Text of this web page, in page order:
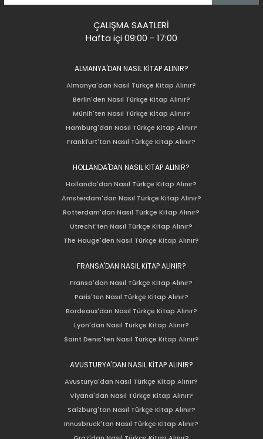
ÇALIŞMA SAATLERİ
Hafta içi 09:00 - 17:00
ALMANYA'DAN NASIL KİTAP ALINIR?
Almanya'dan Nasıl Türkçe Kitap Alınır?
Berlin'den Nasıl Türkçe Kitap Alınır?
Münih'ten Nasıl Türkçe Kitap Alınır?
Hamburg'dan Nasıl Türkçe Kitap Alınır?
Frankfurt'tan Nasıl Türkçe Kitap Alınır?
HOLLANDA'DAN NASIL KİTAP ALINIR?
Hollanda'dan Nasıl Türkçe Kitap Alınır?
Amsterdam'dan Nasıl Türkçe Kitap Alınır?
Rotterdam'dan Nasıl Türkçe Kitap Alınır?
Utrecht'ten Nasıl Türkçe Kitap Alınır?
The Hauge'den Nasıl Türkçe Kitap Alınır?
FRANSA'DAN NASIL KİTAP ALINIR?
Fransa'dan Nasıl Türkçe Kitap Alınır?
Paris'ten Nasıl Türkçe Kitap Alınır?
Bordeaux'dan Nasıl Türkçe Kitap Alınır?
Lyon'dan Nasıl Türkçe Kitap Alınır?
Saint Denis'ten Nasıl Türkçe Kitap Alınır?
AVUSTURYA'DAN NASIL KİTAP ALINIR?
Avusturya'dan Nasıl Türkçe Kitap Alınır?
Viyana'dan Nasıl Türkçe Kitap Alınır?
Salzburg'tan Nasıl Türkçe Kitap Alınır?
Innusbruck'tan Nasıl Türkçe Kitap Alınır?